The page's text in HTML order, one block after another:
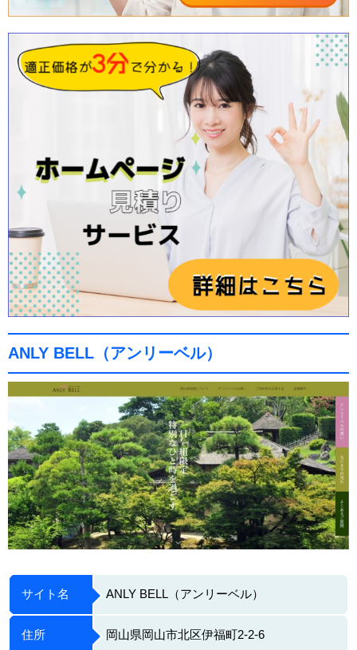
ANLY BELL（アンリーベル）
サイト名 ANLY BELL（アンリーベル）
住所 岡山県岡山市北区伊福町2-2-6